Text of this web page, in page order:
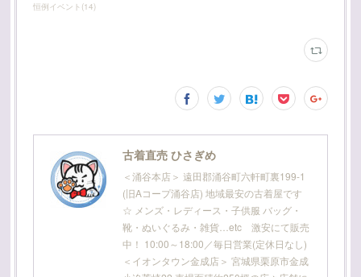
恒例イベント (14)
古着直売 ひさぎめ
＜涌谷本店＞ 遠田郡涌谷町六軒町裏199-1
(旧Aコープ涌谷店) 地域最安の古着屋です
☆ メンズ・レディース・子供服 バッグ・
靴・ぬいぐるみ・雑貨…etc 激安にて販売
中！ 10:00～18:00／毎日営業(定休日なし)
＜イオンタウン金成店＞ 宮城県栗原市金成